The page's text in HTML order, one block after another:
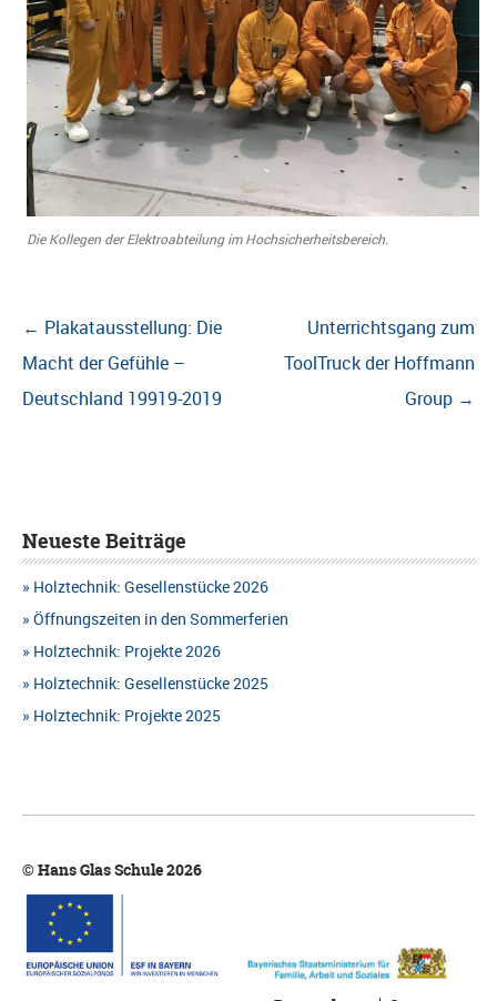
Die Kollegen der Elektroabteilung im Hochsicherheitsbereich.
Beitragsnavigation
← Plakatausstellung: Die
Macht der Gefühle –
Deutschland 19919-2019
Unterrichtsgang zum
ToolTruck der Hoffmann
Group →
Neueste Beiträge
Holztechnik: Gesellenstücke 2026
Öffnungszeiten in den Sommerferien
Holztechnik: Projekte 2026
Holztechnik: Gesellenstücke 2025
Holztechnik: Projekte 2025
© Hans Glas Schule 2026